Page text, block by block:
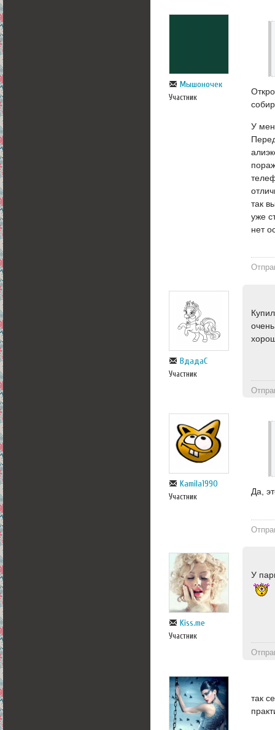
Мышоночек
Участник
У
так
уже
нет
ВдадаС
Участник
Kamila1990
Участник
Да,
Kiss.me
Участник
У
так